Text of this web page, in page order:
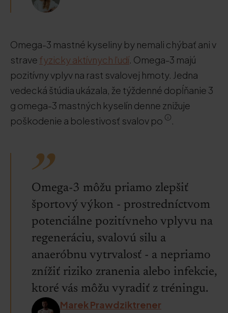
Omega-3 mastné kyseliny by nemali chýbať ani v
strave fyzicky aktívnych ľudí. Omega-3 majú
pozitívny vplyv na rast svalovej hmoty. Jedna
vedecká štúdia ukázala, že týždenné dopĺňanie 3
g omega-3 mastných kyselín denne znižuje
poškodenie a bolestivosť svalov po
.
Omega-3 môžu priamo zlepšiť
športový výkon - prostredníctvom
potenciálne pozitívneho vplyvu na
regeneráciu, svalovú silu a
anaeróbnu vytrvalosť - a nepriamo
znížiť riziko zranenia alebo infekcie,
ktoré vás môžu vyradiť z tréningu.
Marek Prawdziktrener